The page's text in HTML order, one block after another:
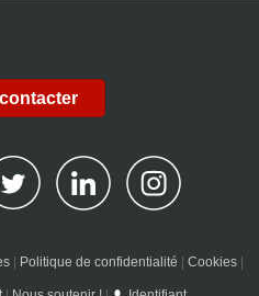
| Politique de confidentialité Cookies|